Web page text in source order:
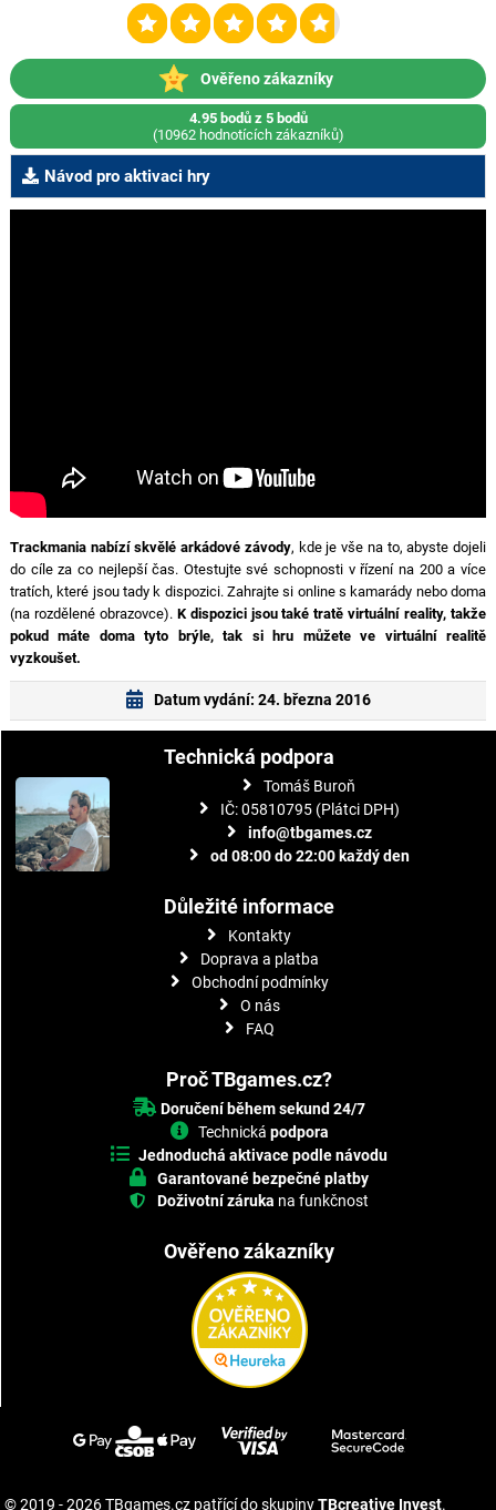
Ověřeno zákazníky
4.95 bodů z 5 bodů
(10962 hodnotících zákazníků)
Návod pro aktivaci hry
Trackmania nabízí skvělé arkádové závody, kde je vše na to, abyste dojeli
do cíle za co nejlepší čas. Otestujte své schopnosti v řízení na 200 a více
tratích, které jsou tady k dispozici. Zahrajte si online s kamarády nebo doma
(na rozdělené obrazovce). K dispozici jsou také tratě virtuální reality, takže
pokud máte doma tyto brýle, tak si hru můžete ve virtuální realitě
vyzkoušet.
Datum vydání: 24. března 2016
Technická podpora
Tomáš Buroň
IČ: 05810795 (Plátci DPH)
info@tbgames.cz
od 08:00 do 22:00 každý den
Důležité informace
Kontakty
Doprava a platba
Obchodní podmínky
O nás
FAQ
Proč TBgames.cz?
Doručení během sekund 24/7
Technická podpora
Jednoduchá aktivace podle návodu
Garantované bezpečné platby
Doživotní záruka na funkčnost
Ověřeno zákazníky
© 2019 - 2026 TBgames.cz patřící do skupinyTBcreative Invest.